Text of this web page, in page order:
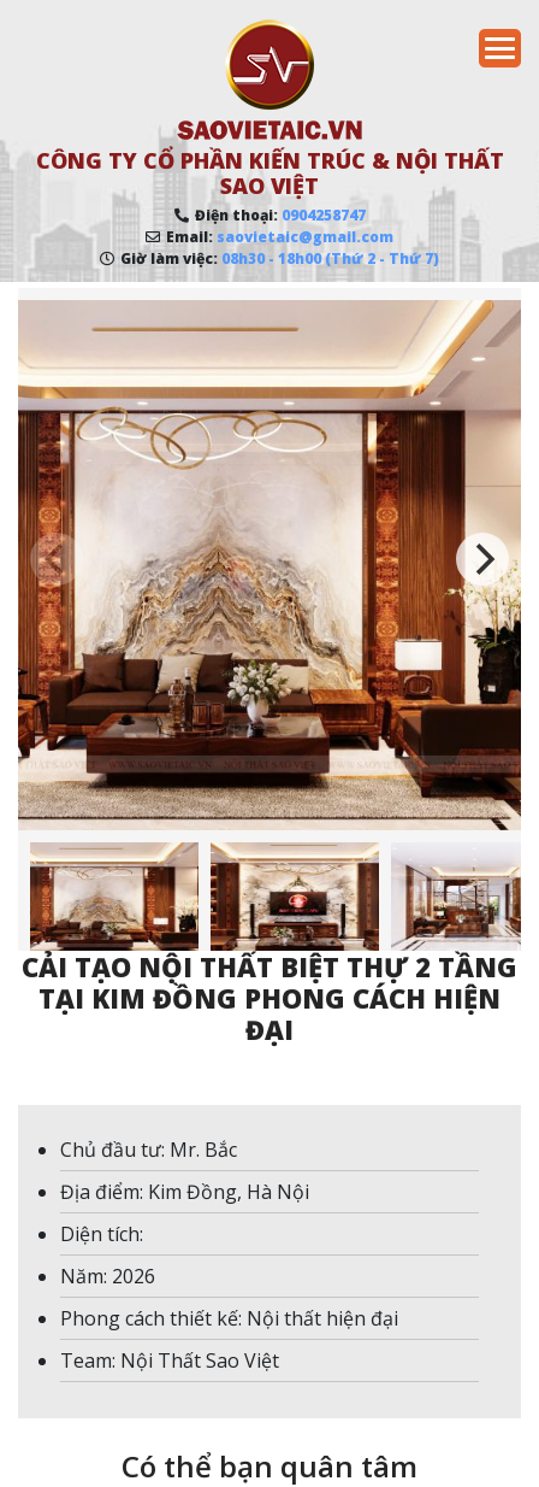
CÔNG TY CỔ PHẦN KIẾN TRÚC & NỘI THẤT
SAO VIỆT
Điện thoại: 0904258747
Email: saovietaic@gmail.com
Giờ làm việc: 08h30 - 18h00 (Thứ 2 - Thứ 7)
CẢI TẠO NỘI THẤT BIỆT THỰ 2 TẦNG
TẠI KIM ĐỒNG PHONG CÁCH HIỆN
ĐẠI
Chủ đầu tư: Mr. Bắc
Địa điểm: Kim Đồng, Hà Nội
Diện tích:
Năm: 2026
Phong cách thiết kế: Nội thất hiện đại
Team: Nội Thất Sao Việt
Có thể bạn quân tâm